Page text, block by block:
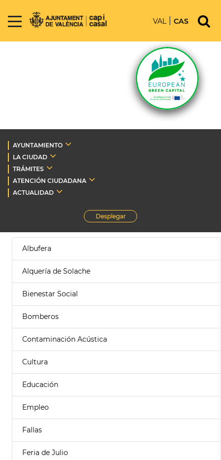
VAL CAS
AYUNTAMIENTO
LA CIUDAD
TRÁMITES
ATENCIÓN CIUDADANA
ACTUALIDAD
Desplegar
Albufera
Alquería de Solache
Bienestar Social
Bomberos
Contaminación Acústica
Cultura
Educación
Empleo
Fallas
Feria de Julio